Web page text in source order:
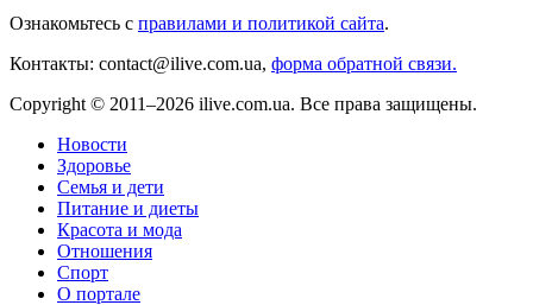
Ознакомьтесь с правилами и политикой сайта.
Контакты: contact@ilive.com.ua, форма обратной связи.
Copyright © 2011–2026 ilive.com.ua. Все права защищены.
Новости
Здоровье
Семья и дети
Питание и диеты
Красота и мода
Отношения
Спорт
О портале